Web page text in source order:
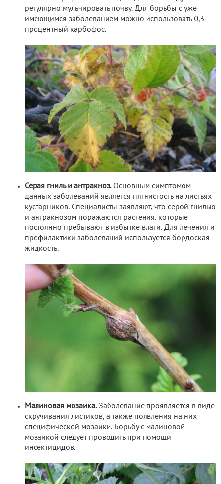
регулярно мульчировать почву. Для борьбы с уже
имеющимся заболеванием можно использовать 0,3-
процентный карбофос.
Серая гниль и антракноз. Основным симптомом
данных заболеваний является пятнистость на листьях
кустарников. Специалисты заявляют, что серой гнилью
и антракнозом поражаются растения, которые
постоянно пребывают в избытке влаги. Для лечения и
профилактики заболеваний используется бордоская
жидкость.
Малиновая мозаика.Заболевание проявляется в виде
скручивания листиков, а также появления на них
специфической мозаики. Борьбу с малиновой
мозаикой следует проводить при помощи
инсектицидов.